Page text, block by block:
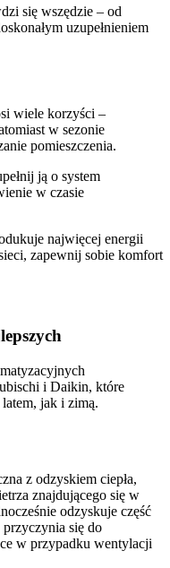
się wszędzie – od
uzupełnieniem
wiele korzyści –
w sezonie
pomieszczenia.
ją o system
w czasie
najwięcej energii
zapewnij sobie komfort
i Daikin, które
jak i zimą.
z odzyskiem ciepła,
znajdującego się w
odzyskuje część
przyczynia się do
w przypadku wentylacji